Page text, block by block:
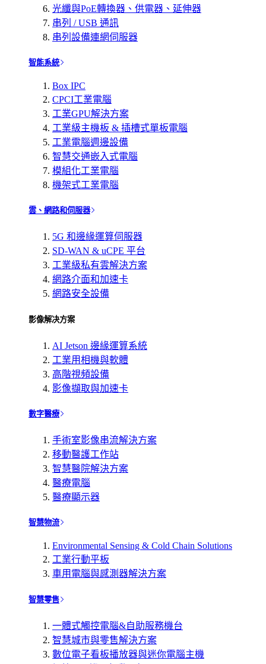
光纖與PoE轉換器、供電器、延伸器
串列 / USB 通訊
串列設備連網伺服器
智能系統
Box IPC
CPCI工業電腦
工業GPU解決方案
工業級主機板 & 插槽式單板電腦
工業電腦週邊設備
智慧交通嵌入式電腦
模組化工業電腦
機架式工業電腦
雲、網路和伺服器
5G 和邊緣運算伺服器
SD-WAN & uCPE 平台
工業級私有雲解決方案
網路介面和加速卡
網路安全設備
影像解决方案
AI Jetson 邊緣運算系統
工業用相機與軟體
高階視頻設備
影像擷取與加速卡
數字醫療
手術室影像串流解決方案
移動醫護工作站
智慧醫院解決方案
醫療電腦
醫療顯示器
智慧物流
Environmental Sensing & Cold Chain Solutions
工業行動平板
車用電腦與感測器解決方案
智慧零售
一體式觸控電腦&自助服務機台
智慧城市與零售解決方案
數位電子看板播放器與迷你電腦主機